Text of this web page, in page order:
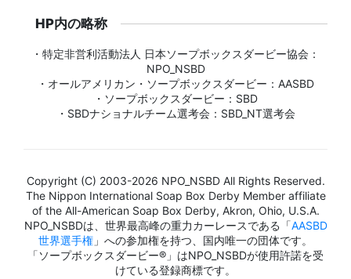
HP内の略称
・特定非営利活動法人 日本ソープボックスダービー協会：
NPO_NSBD
・オールアメリカン・ソープボックスダービー：AASBD
・ソープボックスダービー：SBD
・SBDナショナルチーム選考会：SBD_NT選考会
Copyright (C) 2003-2026 NPO_NSBD All Rights Reserved.
The Nippon International Soap Box Derby Member affiliate
of the All-American Soap Box Derby, Akron, Ohio, U.S.A.
NPO_NSBDは、世界最高峰の重力カーレースである「AASBD
世界選手権 」への参加権を持つ、国内唯一の団体です。
「ソープボックスダービー®」はNPO_NSBDが使用許諾を受
けている登録商標です。